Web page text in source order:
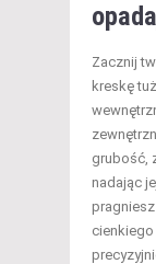
Zacznij
kreskę
grubość,
nadając